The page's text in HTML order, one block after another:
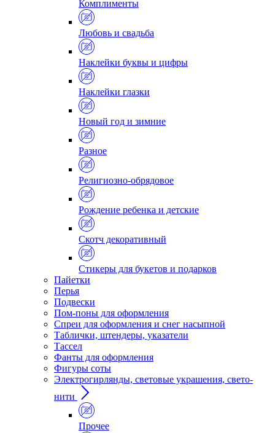
Комплименты
Любовь и свадьба
Наклейки буквы и цифры
Наклейки глазки
Новый год и зимние
Разное
Религиозно-обрядовое
Рождение ребенка и детские
Скотч декоративный
Стикеры для букетов и подарков
Пайетки
Перья
Подвески
Пом-поны для оформления
Спреи для оформления и снег насыпной
Таблички, штендеры, указатели
Тассел
Фанты для оформления
Фигуры соты
Электрогирлянды, световые украшения, свето-
нити
Прочее